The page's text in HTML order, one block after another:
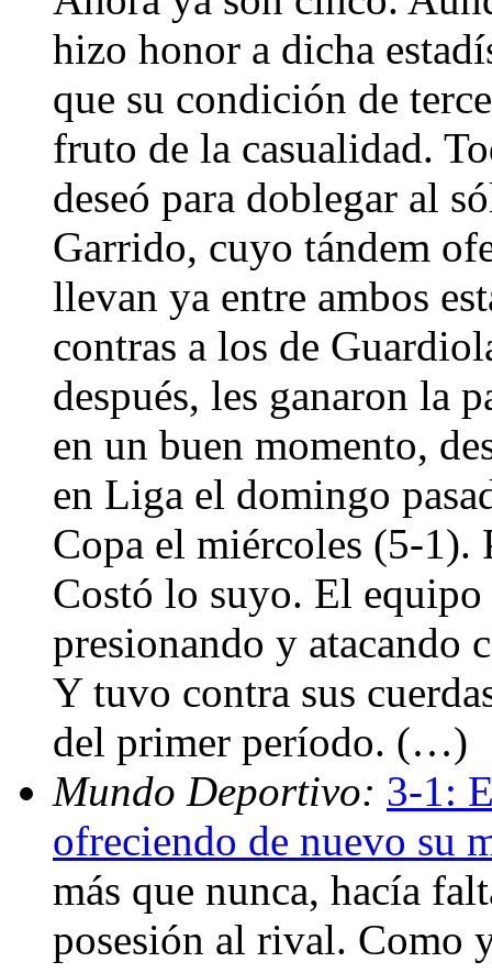
hizo honor a dicha
que su condición de
fruto de la casualidad.
deseó para doblegar al
Garrido, cuyo tándem
llevan ya entre ambos
contras a los de
después, les ganaron la
en un buen momento,
en Liga el domingo
Copa el miércoles (5-1).
Costó lo suyo. El equipo
presionando y atacando
Y tuvo contra sus
del primer período. (…)
Mundo Deportivo: 3-1:
ofreciendo de nuevo su
más que nunca, hacía
posesión al rival. Como